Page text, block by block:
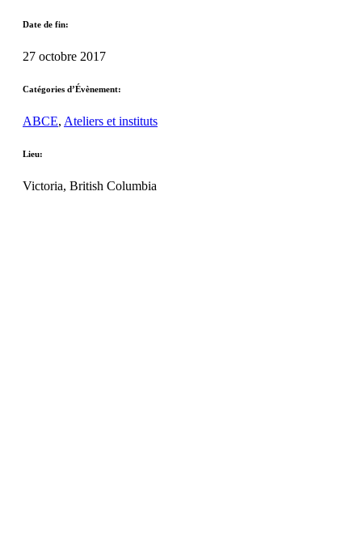
Date de fin:
27 octobre 2017
Catégories d’Évènement:
ABCE, Ateliers et instituts
Lieu:
Victoria, British Columbia